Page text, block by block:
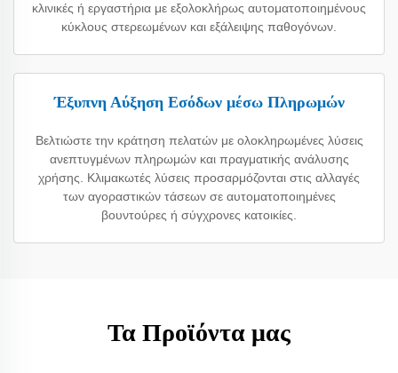
κλινικές ή εργαστήρια με εξολοκλήρως αυτοματοποιημένους
κύκλους στερεωμένων και εξάλειψης παθογόνων.
Έξυπνη Αύξηση Εσόδων μέσω Πληρωμών
Βελτιώστε την κράτηση πελατών με ολοκληρωμένες λύσεις
ανεπτυγμένων πληρωμών και πραγματικής ανάλυσης
χρήσης. Κλιμακωτές λύσεις προσαρμόζονται στις αλλαγές
των αγοραστικών τάσεων σε αυτοματοποιημένες
βουντούρες ή σύγχρονες κατοικίες.
Τα Προϊόντα μας